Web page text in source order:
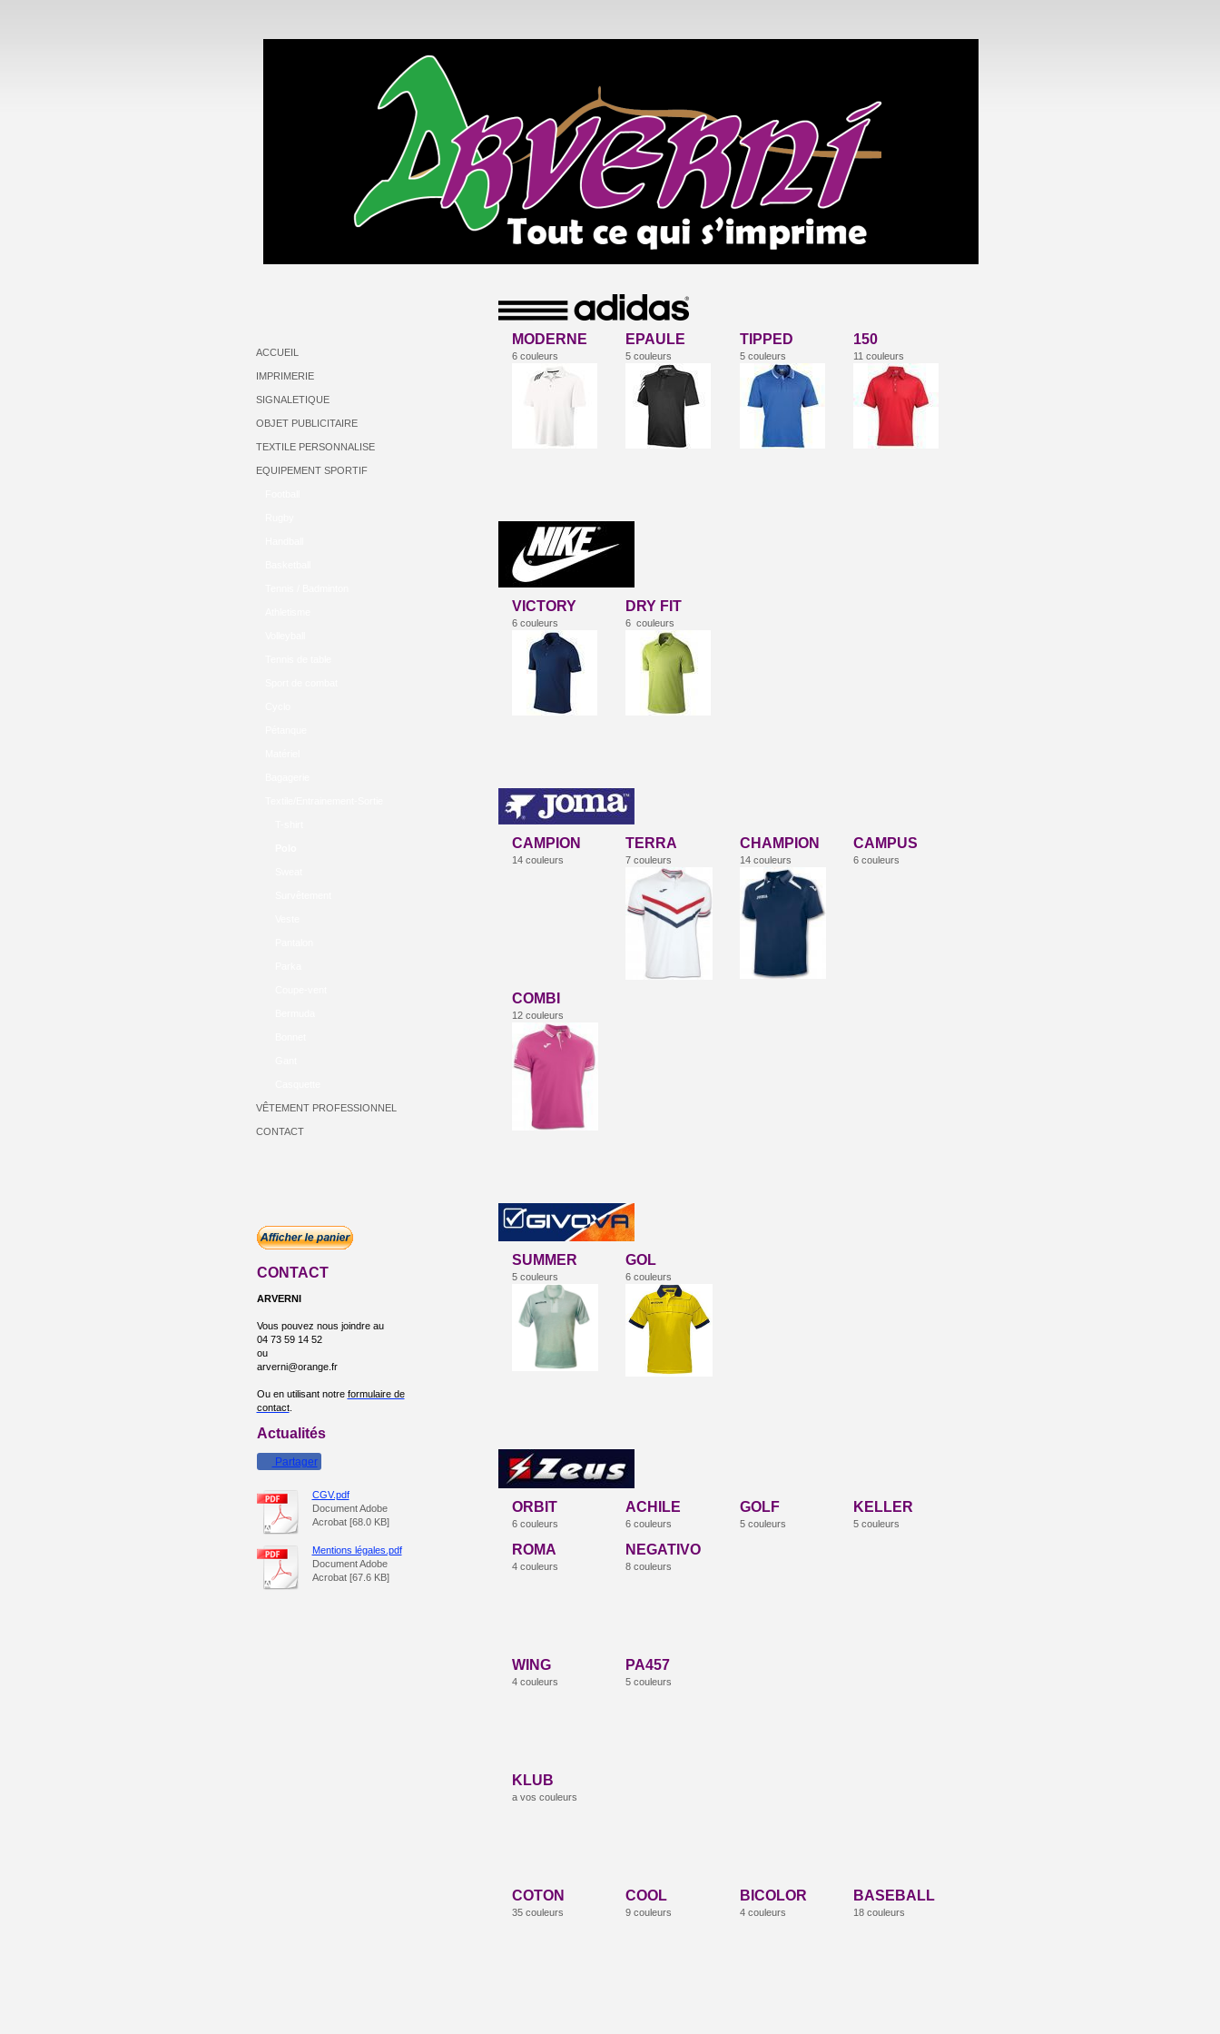
MODERNE
6 couleurs
EPAULE
5 couleurs
TIPPED
5 couleurs
150
11 couleurs
VICTORY
6 couleurs
DRY FIT
6 couleurs
CAMPION
14 couleurs
TERRA
7 couleurs
CHAMPION
14 couleurs
CAMPUS
6 couleurs
COMBI
12 couleurs
SUMMER
5 couleurs
GOL
6 couleurs
ORBIT
6 couleurs
ACHILE
6 couleurs
GOLF
5 couleurs
KELLER
5 couleurs
ROMA
4 couleurs
NEGATIVO
8 couleurs
WING
4 couleurs
PA457
5 couleurs
KLUB
a vos couleurs
COTON
35 couleurs
COOL
9 couleurs
BICOLOR
4 couleurs
BASEBALL
18 couleurs
ACCUEIL
IMPRIMERIE
SIGNALETIQUE
OBJET PUBLICITAIRE
TEXTILE PERSONNALISE
EQUIPEMENT SPORTIF
VÊTEMENT PROFESSIONNEL
CONTACT
CONTACT
ARVERNI
Vous pouvez nous joindre au
04 73 59 14 52
ou
arverni@orange.fr
Ou en utilisant notre formulaire de
contact.
Actualités
Partager
CGV.pdf
Document Adobe
Acrobat [68.0 KB]
Mentions légales.pdf
Document Adobe
Acrobat [67.6 KB]